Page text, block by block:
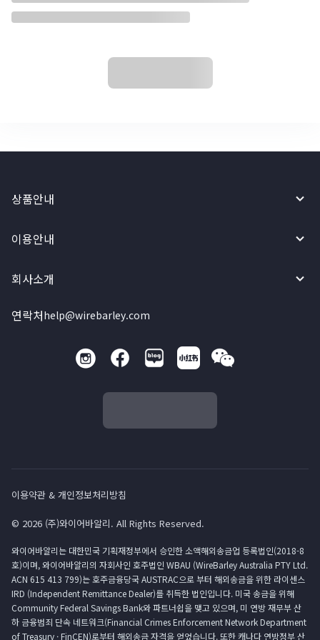
상품안내
이용안내
회사소개
연락처help@wirebarley.com
이용약관 & 개인정보처리방침
© 2026 (주)와이어바알리. All Rights Reserved.
와이어바알리는 대한민국 기획재정부에서 승인한 소액해외송금업 등록법인(2018-8
호)이며, 와이어바알리의 자회사인 호주법인 WBAU (WireBarley Australia PTY Ltd.
ACN 615 413 799)는 호주금융당국 AUSTRAC으로 부터 해외송금을 위한 라이센스
IRD (Independent Remittance Dealer)를 취득한 법인입니다. 미국 송금을 위해
Community Federal Savings Bank와 파트너쉽을 맺고 있으며, 미 연방 재무부 산
하 금융범죄 단속 네트워크(Financial Crimes Enforcement Network Department
of Treasury · FinCEN)로부터 해외송금 자격을 얻었습니다. 또한 캐나다 연방정부 산